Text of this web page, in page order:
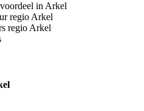
in Arkel
regio Arkel
regio Arkel